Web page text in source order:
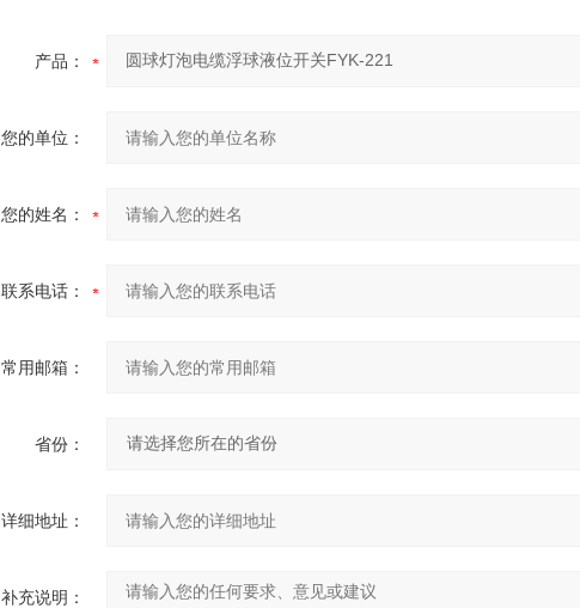
产品：
您的单位：
您的姓名：
联系电话：
常用邮箱：
省份：
详细地址：
补充说明：